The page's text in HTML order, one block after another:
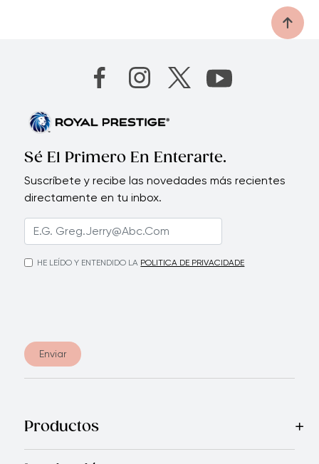
Sé El Primero En Enterarte.
Suscríbete y recibe las novedades más recientes
directamente en tu inbox.
HE LEÍDO Y ENTENDIDO LA POLITICA DE PRIVACIDADE
Enviar
Productos
Mas VendidosCocinaCuchillosVajillasElectrodomésticos